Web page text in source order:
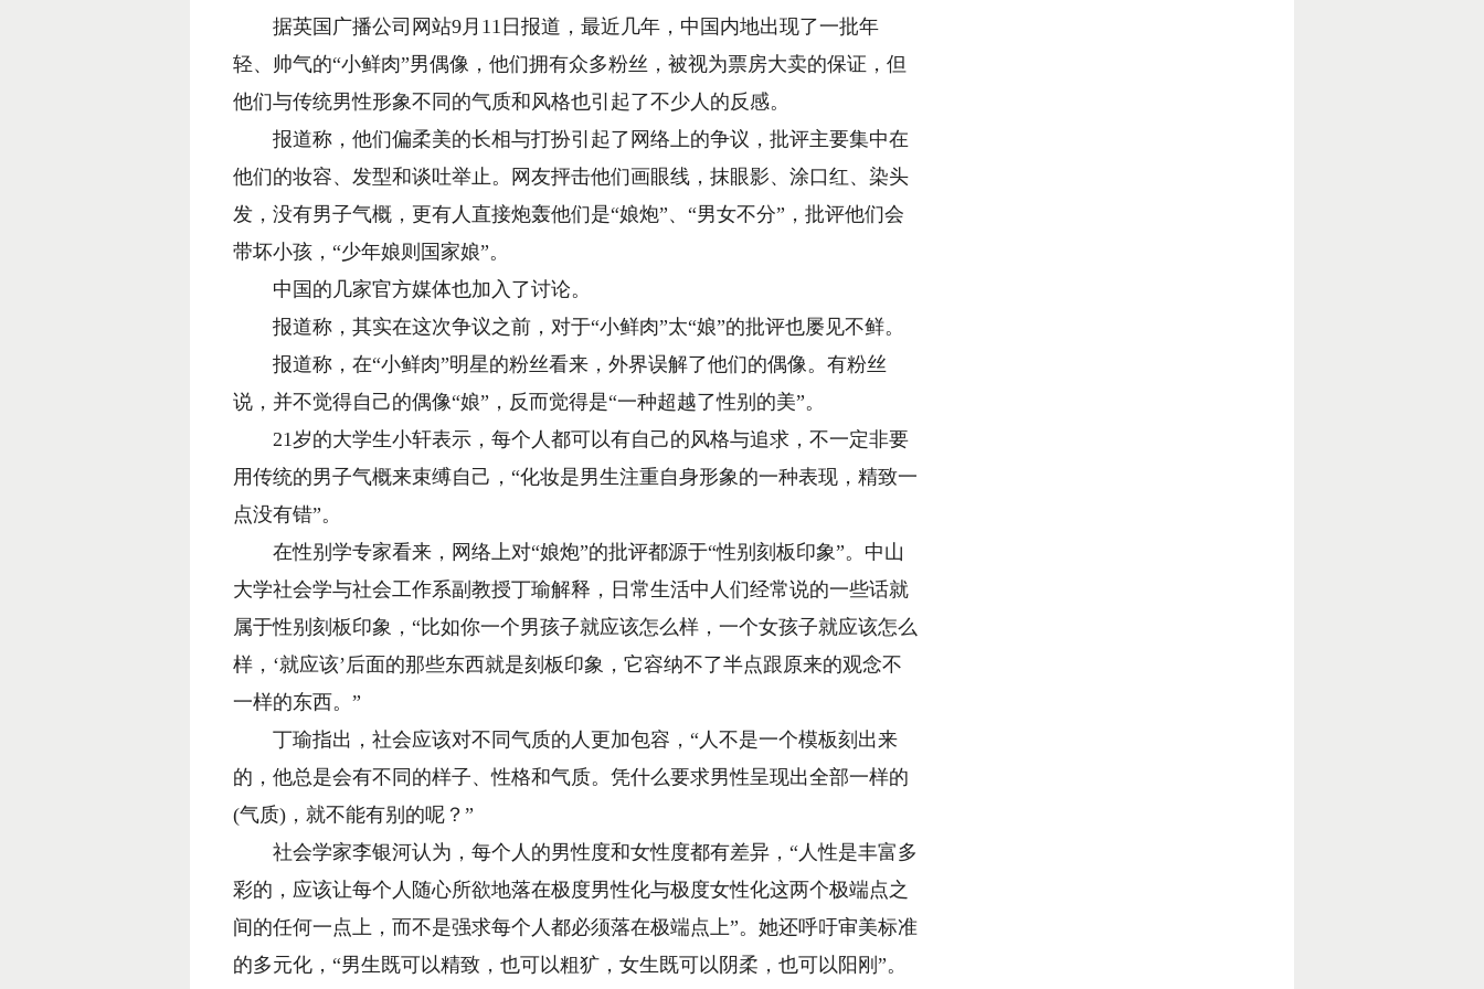
据英国广播公司网站9月11日报道，最近几年，中国内地出现了一批年
轻、帅气的“小鲜肉”男偶像，他们拥有众多粉丝，被视为票房大卖的保证，但
他们与传统男性形象不同的气质和风格也引起了不少人的反感。
报道称，他们偏柔美的长相与打扮引起了网络上的争议，批评主要集中在
他们的妆容、发型和谈吐举止。网友抨击他们画眼线，抹眼影、涂口红、染头
发，没有男子气概，更有人直接炮轰他们是“娘炮”、“男女不分”，批评他们会
带坏小孩，“少年娘则国家娘”。
中国的几家官方媒体也加入了讨论。
报道称，其实在这次争议之前，对于“小鲜肉”太“娘”的批评也屡见不鲜。
报道称，在“小鲜肉”明星的粉丝看来，外界误解了他们的偶像。有粉丝
说，并不觉得自己的偶像“娘”，反而觉得是“一种超越了性别的美”。
21岁的大学生小轩表示，每个人都可以有自己的风格与追求，不一定非要
用传统的男子气概来束缚自己，“化妆是男生注重自身形象的一种表现，精致一
点没有错”。
在性别学专家看来，网络上对“娘炮”的批评都源于“性别刻板印象”。中山
大学社会学与社会工作系副教授丁瑜解释，日常生活中人们经常说的一些话就
属于性别刻板印象，“比如你一个男孩子就应该怎么样，一个女孩子就应该怎么
样，‘就应该’后面的那些东西就是刻板印象，它容纳不了半点跟原来的观念不
一样的东西。”
丁瑜指出，社会应该对不同气质的人更加包容，“人不是一个模板刻出来
的，他总是会有不同的样子、性格和气质。凭什么要求男性呈现出全部一样的
(气质)，就不能有别的呢？”
社会学家李银河认为，每个人的男性度和女性度都有差异，“人性是丰富多
彩的，应该让每个人随心所欲地落在极度男性化与极度女性化这两个极端点之
间的任何一点上，而不是强求每个人都必须落在极端点上”。她还呼吁审美标准
的多元化，“男生既可以精致，也可以粗犷，女生既可以阴柔，也可以阳刚”。